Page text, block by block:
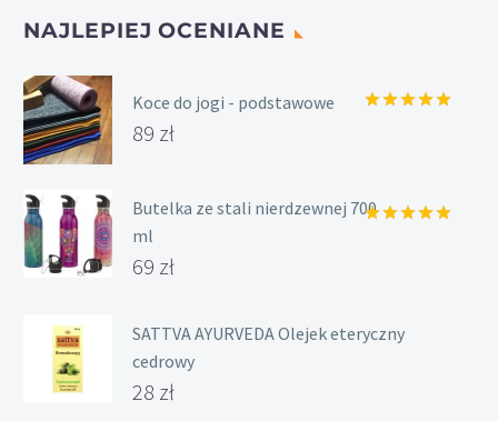
NAJLEPIEJ OCENIANE
Koce do jogi - podstawowe
89 zł
Butelka ze stali nierdzewnej 700
ml
69 zł
SATTVA AYURVEDA Olejek eteryczny
cedrowy
28 zł